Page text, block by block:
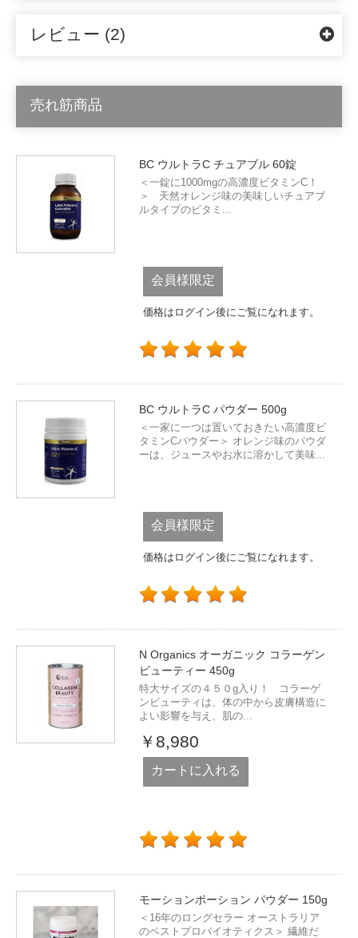
レビュー (2)
売れ筋商品
BC ウルトラC チュアブル 60錠
＜一錠に1000mgの高濃度ビタミンC！
＞ 天然オレンジ味の美味しいチュアブ
ルタイプのビタミ...
会員様限定
価格はログイン後にご覧になれます。
BC ウルトラC パウダー 500g
＜一家に一つは置いておきたい高濃度ビ
タミンCパウダー＞ オレンジ味のパウダ
ーは、ジュースやお水に溶かして美味...
会員様限定
価格はログイン後にご覧になれます。
N Organics オーガニック コラーゲン
ビューティー 450g
特大サイズの４５０g入り！ コラーゲ
ンビューティは、体の中から皮膚構造に
よい影響を与え、肌の...
￥8,980
カートに入れる
モーションポーション パウダー 150g
＜16年のロングセラー オーストラリア
のベストプロバイオティクス＞ 繊維だ